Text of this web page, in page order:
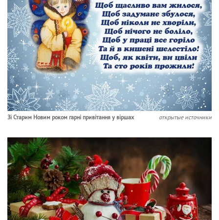
Зі Старим Новим роком гарні привітання у віршах открытые источники